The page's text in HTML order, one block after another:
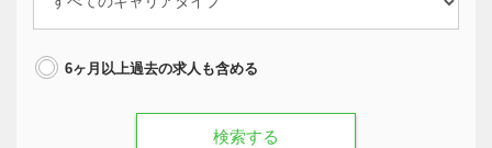
6ヶ月以上過去の求人も含める
検索する